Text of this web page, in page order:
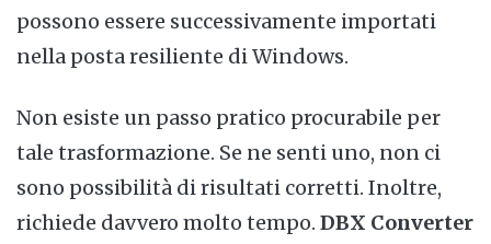
possono essere successivamente importati
nella posta resiliente di Windows.
Non esiste un passo pratico procurabile per
tale trasformazione. Se ne senti uno, non ci
sono possibilità di risultati corretti. Inoltre,
richiede davvero molto tempo. DBX Converter